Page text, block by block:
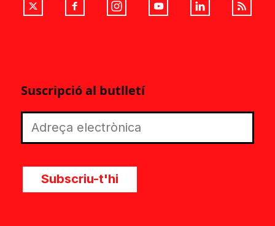
Suscripció al butlletí
Subscriu-t'hi